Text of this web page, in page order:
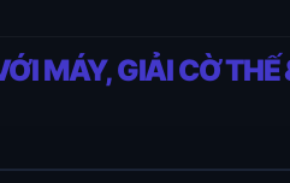
MÁY, GIẢI CỜ THẾ